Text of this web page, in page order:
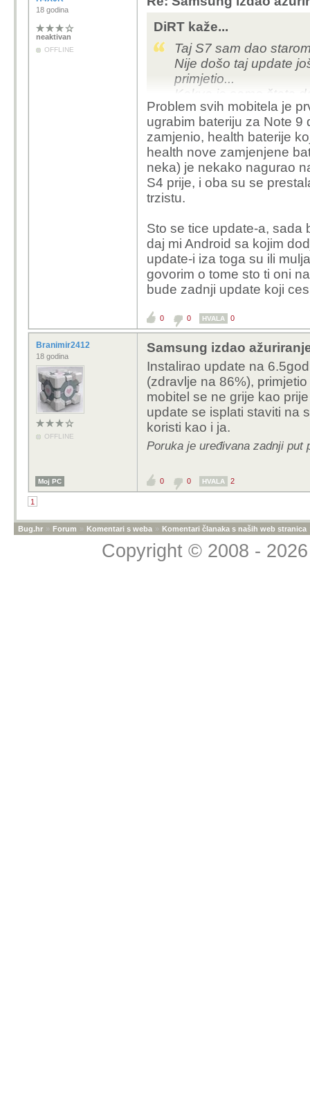
18 godina
neaktivan
OFFLINE
DiRT kaže...
Taj S7 sam dao
Nije došo taj update
primjetio...
Kakva je samo šteta
izdržao tako 5 godina
A i još uvijek je u ruci
Problem svih mobitela je
ugrabim bateriju za Note 9
zamjenio, health baterije
health nove zamjenjene
neka) je nekako nagurao
S4 prije, i oba su se
trzistu.
Sto se tice update-a, sada
daj mi Android sa kojim
update-i iza toga su ili
govorim o tome sto ti oni
bude zadnji update koji
0 0 HVALA 0
Branimir2412
18 godina
OFFLINE
Samsung izdao
Instalirao update na
(zdravlje na 86%),
mobitel se ne grije kao
update se isplati staviti na
koristi kao i ja.
Poruka je uređivana zadnji put
Moj PC 0 0 HVALA 2
1
Bug.hr » Forum » Komentari s weba » Komentari članaka s naših web stranica
Copyright © 2008 -